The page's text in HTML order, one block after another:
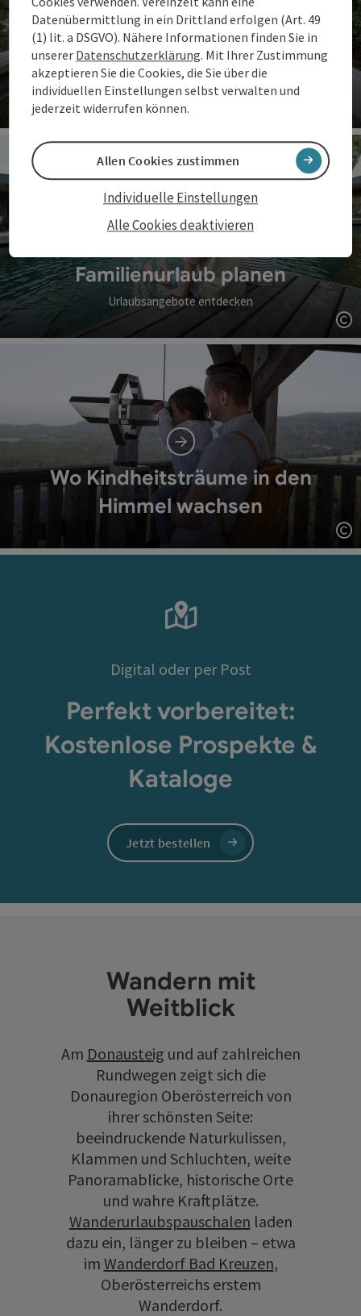
Familienzeit erleben
Erlebnisse für Groß & Klein
Familienurlaub planen
Urlaubsangebote entdecken
Wo Kindheitsträume in den
Himmel wachsen
Digital oder per Post
Perfekt vorbereitet:
Kostenlose Prospekte &
Kataloge
Jetzt bestellen
Wandern mit
Weitblick
Am Donausteig und auf zahlreichen
Rundwegen zeigt sich die
Donauregion Oberösterreich von
ihrer schönsten Seite:
beeindruckende Naturkulissen,
Klammen und Schluchten, weite
Panoramablicke, historische Orte
und wahre Kraftplätze.
Wanderurlaubspauschalen laden
dazu ein, länger zu bleiben – etwa
im Wanderdorf Bad Kreuzen,
Oberösterreichs erstem
Wanderdorf.
Datenübermittlung in ein Drittland erfolgen (Art. 49
(1) lit. a DSGVO). Nähere Informationen finden Sie in
unserer Datenschutzerklärung. Mit Ihrer Zustimmung
akzeptieren Sie die Cookies, die Sie über die
individuellen Einstellungen selbst verwalten und
jederzeit widerrufen können.
Alle Cookies deaktivieren
Individuelle Einstellungen
Allen Cookies zustimmen